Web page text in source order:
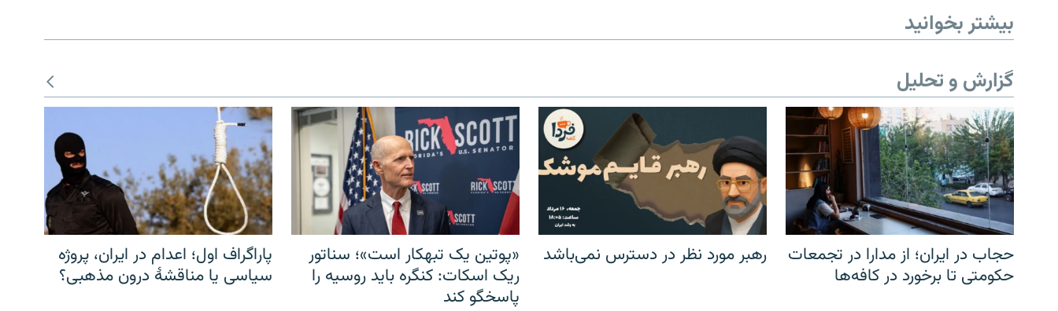
بیشتر بخوانید
گزارش و تحلیل
حجاب در ایران؛ از مدارا در تجمعات
حکومتی تا برخورد در کافه‌ها
رهبر مورد نظر در دسترس نمی‌باشد
«پوتین یک تبهکار است»؛ سناتور
ریک اسکات: کنگره باید روسیه را
پاسخگو کند
پاراگراف اول؛ اعدام در ایران، پروژه
سیاسی یا مناقشهٔ درون مذهبی؟